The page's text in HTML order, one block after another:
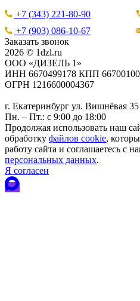
+7 (343) 221-80-90
+7 (903) 086-10-67
Заказать звонок
2026 © 1dzl.ru
ООО «ДИЗЕЛЬ 1»
ИНН 6670499178 КПП
ОГРН 1216600004367
г. Екатеринбург ул. Вишнёвая 35
Пн. – Пт.: с 9:00 до 18:00
Продолжая использовать наш
обработку файлов cookie,
работу сайта и соглашаетесь с
персональных данных.
Я согласен